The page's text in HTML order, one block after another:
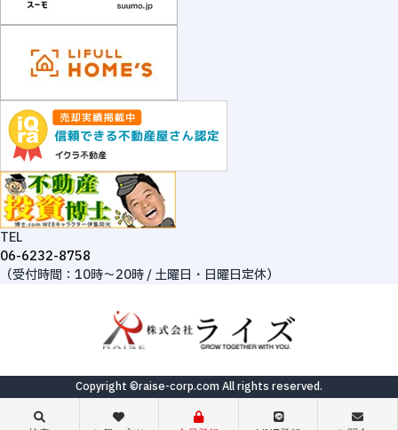
TEL
06-6232-8758
（受付時間：10時～20時 / 土曜日・日曜日定休）
Copyright ©raise-corp.com All rights reserved.